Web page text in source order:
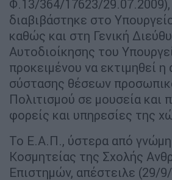
Φ.13/364/17623/29.07.2009),
διαβιβάστηκε στο
καθώς και στη Γενική
Αυτοδιοίκησης του
προκειμένου να εκτιμηθεί η
σύστασης θέσεων
Πολιτισμού σε μουσεία και
φορείς και υπηρεσίες της
Το Ε.Α.Π., ύστερα από
Κοσμητείας της Σχολής
Επιστημών, απέστειλε (29/